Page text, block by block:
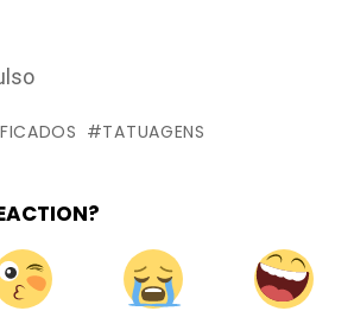
TATUAGENS